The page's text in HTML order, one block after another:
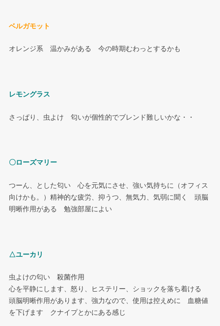
ベルガモット
オレンジ系 温かみがある 今の時期むわっとするかも
レモングラス
さっぱり、虫よけ 匂いが個性的でブレンド難しいかな・・
〇ローズマリー
つーん、とした匂い 心を元気にさせ、強い気持ちに（オフィス
向けかも。）精神的な疲労、抑うつ、無気力、気弱に聞く 頭脳
明晰作用がある 勉強部屋によい
△ユーカリ
虫よけの匂い 殺菌作用
心を平静にします、怒り、ヒステリー、ショックを落ち着ける
頭脳明晰作用があります、強力なので、使用は控えめに 血糖値
を下げます クナイプとかにある感じ